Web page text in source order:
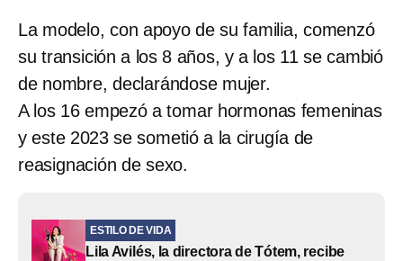
La modelo, con apoyo de su familia, comenzó
su transición a los 8 años, y a los 11 se cambió
de nombre, declarándose mujer.
A los 16 empezó a tomar hormonas femeninas
y este 2023 se sometió a la cirugía de
reasignación de sexo.
ESTILO DE VIDA
Lila Avilés, la directora de Tótem, recibe